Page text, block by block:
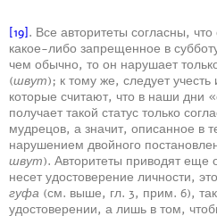
[19]. Все авторитеты согласны,
какое-либо запрещенное в
чем обычно, то он нарушает
(швут); к тому же, следует
которые считают, что в наши дни
получает такой статус только
мудрецов, а значит, описанное в
нарушением двойного
швут). Авторитеты приводят еще
несет удостоверение личности, это
гуфа (см. выше, гл. 3, прим. 6),
удостоверении, а лишь в том,